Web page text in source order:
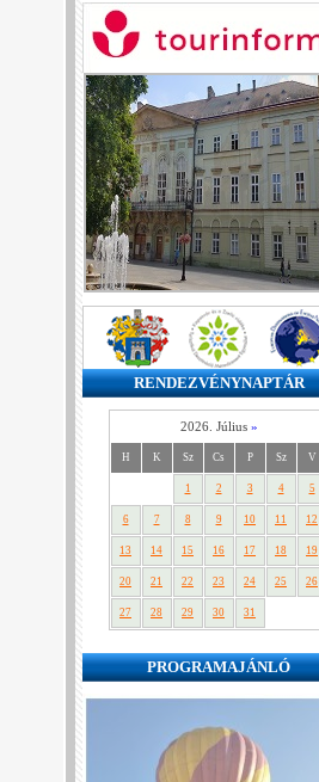
RENDEZVÉNYNAPTÁR
2026. Július »
H K Sz Cs P Sz V
1 2 3 4 5
6 7 8 9 10 11 12
13 14 15 16 17 18 19
20 21 22 23 24 25 26
27 28 29 30 31
PROGRAMAJÁNLÓ